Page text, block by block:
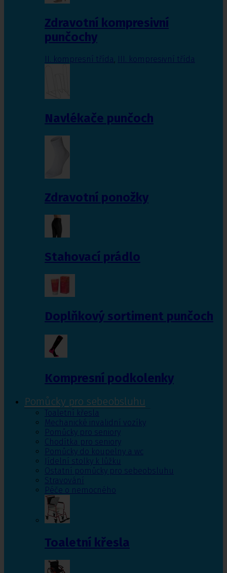
Zdravotní kompresivní
punčochy
II. kompresní třída III. kompresivní třída
Navlékače punčoch
Zdravotní ponožky
Stahovací prádlo
Doplňkový sortiment punčoch
Kompresní podkolenky
Pomůcky pro sebeobsluhu
Toaletní křesla
Mechanické invalidní vozíky
Pomůcky pro seniory
Chodítka pro seniory
Pomůcky do koupelny a wc
Jídelní stolky k lůžku
Ostatní pomůcky pro sebeobsluhu
Stravování
Péče o nemocného
Toaletní křesla